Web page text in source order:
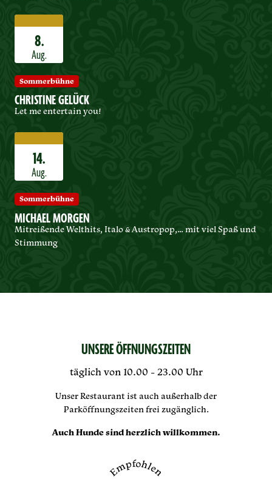
8.
Aug.
Sommerbühne
CHRISTINE GELÜCK
Let me entertain you!
14.
Aug.
Sommerbühne
MICHAEL MORGEN
Mitreißende Welthits, Italo & Austropop,… mit viel Spaß und
Stimmung
UNSERE ÖFFNUNGSZEITEN
täglich von 10.00 - 23.00 Uhr
Unser Restaurant ist auch außerhalb der
Parköffnungszeiten frei zugänglich.
Auch Hunde sind herzlich willkommen.
Empfohlen